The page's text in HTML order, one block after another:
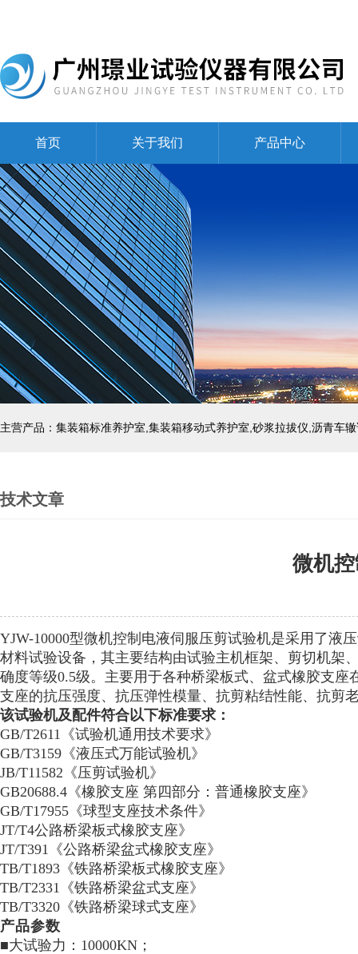
首页 关于我们 产品中心
主营产品：集装箱标准养护室,集装箱移动式养护室,砂浆拉拔仪,沥青车
技术文章
微机
YJW-10000型微机控制电液伺服压剪试验机是采用了液
材料试验设备，其主要结构由试验主机框架、剪切机架
确度等级0.5级。主要用于各种桥梁板式、盆式橡胶支
支座的抗压强度、抗压弹性模量、抗剪粘结性能、抗剪
该试验机及配件符合以下标准要求：
GB/T2611《试验机通用技术要求》
GB/T3159《液压式万能试验机》
JB/T11582《压剪试验机》
GB20688.4《橡胶支座 第四部分：普通橡胶支座》
GB/T17955《球型支座技术条件》
JT/T4公路桥梁板式橡胶支座》
JT/T391《公路桥梁盆式橡胶支座》
TB/T1893《铁路桥梁板式橡胶支座》
TB/T2331《铁路桥梁盆式支座》
TB/T3320《铁路桥梁球式支座》
产品参数
■大试验力：10000KN；